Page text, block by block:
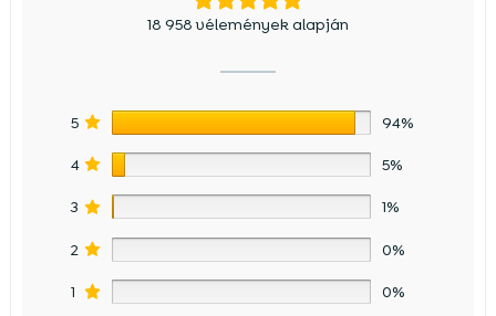
18 958 vélemények alapján
5 94%
4 5%
3 1%
2 0%
1 0%